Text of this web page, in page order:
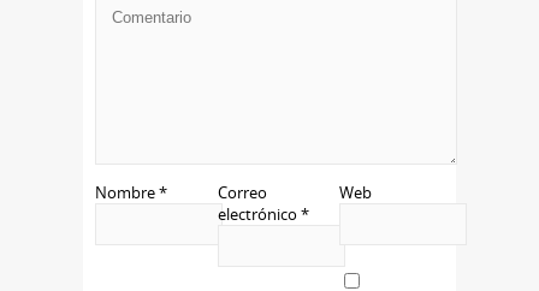
Nombre*
Correo
electrónico *
Web